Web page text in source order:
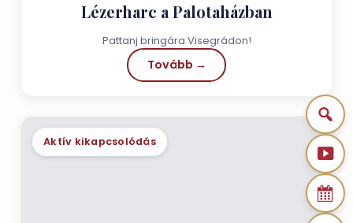
Lézerharc a Palotaházban
Pattanj bringára Visegrádon!
Tovább →
Aktív kikapcsolódás